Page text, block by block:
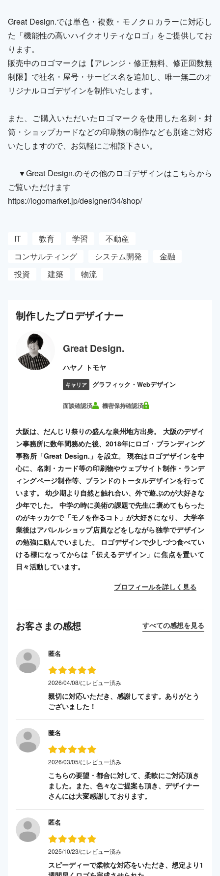
Great Design.では単色・複数・モノクロカラーに対応し
た「機能性の高いハイクオリティなロゴ」をご提供してお
ります。
販売中のロゴマークは【アレンジ・修正無料、修正回数無
制限】で社名・屋号・サービス名を追加し、唯一無二のオ
リジナルロゴデザインを制作いたします。
また、ご購入いただいたロゴマークを使用した名刺・封
筒・ショップカードなどの印刷物の制作なども別途ご対応
いたしますので、お気軽にご相談下さい。
▼Great Design.のその他のロゴデザインはこちらから
ご覧いただけます
https://logomarket.jp/designer/34/shop/
IT 教育 学習
不動産
コンサルティング
システム開発
金融
投資
建築 物流
制作したプロデザイナー
Great Design.
ハヤノ トモヤ
キャリア グラフィック・Webデザイン
面談確認済 機密保持確認済
大阪は、だんじり祭りの盛んな泉州地方出身。 大阪のデザイ
ン事務所に数年間務めた後、2018年にロゴ・ブランディング
事務所「Great Design.」を設立。 現在はロゴデザインを中
心に、名刺・カード等の印刷物やウェブサイト制作・ランデ
ィングページ制作等、ブランドのトータルデザインを行って
います。 幼少期より自然と触れ合い、外で遊ぶのが大好きな
少年でした。 中学の時に美術の課題で先生に褒めてもらった
のがキッカケで「モノを作るコト」が大好きになり、 大学卒
業後はアパレルショップ店員などをしながら独学でデザイン
の勉強に励んでいました。 ロゴデザインで少しづつ食べてい
ける様になってからは「伝えるデザイン」に焦点を置いて
日々活動しています。
プロフィールを詳しく見る
お客さまの感想 すべての感想を見る
匿名
2026/04/08/にレビュー済み
親切に対応いただき、感謝してます。ありがとう
ございました！
匿名
2026/03/05/にレビュー済み
こちらの要望・都合に対して、柔軟にご対応頂き
ました。また、色々なご提案も頂き、デザイナー
さんには大変感謝しております。
匿名
2025/10/23/にレビュー済み
スピーディーで柔軟な対応をいただき、想定より1